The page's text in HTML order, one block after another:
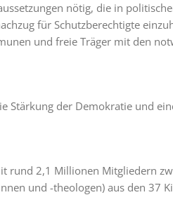
nötig, die in
für Schutzberechtigte
und freie Träger mit den
der Demokratie und
rund 2,1 Millionen Mitgliedern
und -theologen) aus den 37